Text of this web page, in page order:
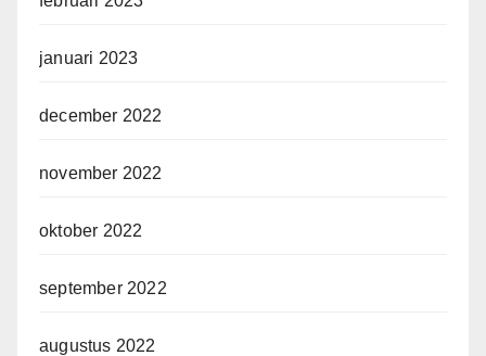
januari 2023
december 2022
november 2022
oktober 2022
september 2022
augustus 2022